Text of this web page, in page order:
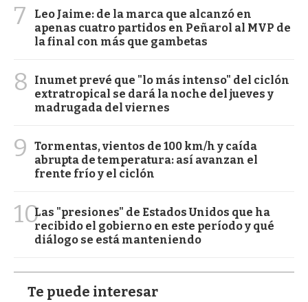
7
Leo Jaime: de la marca que alcanzó en
apenas cuatro partidos en Peñarol al MVP de
la final con más que gambetas
8
Inumet prevé que "lo más intenso" del ciclón
extratropical se dará la noche del jueves y
madrugada del viernes
9
Tormentas, vientos de 100 km/h y caída
abrupta de temperatura: así avanzan el
frente frío y el ciclón
10Las "presiones" de Estados Unidos que ha
recibido el gobierno en este período y qué
diálogo se está manteniendo
Te puede interesar